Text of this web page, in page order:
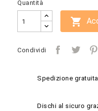
Quantità

Condividi
Spedizione
Dischi al sicuro